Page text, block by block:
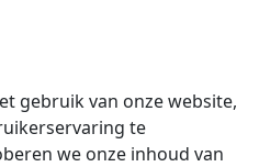
gebruik van onze website,
te
we onze inhoud van